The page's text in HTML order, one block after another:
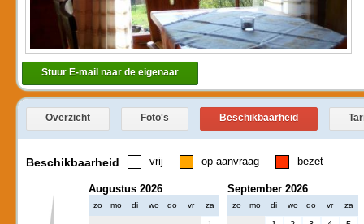
Stuur E-mail naar de eigenaar
Overzicht Foto's Beschikbaarheid
Beschikbaarheid vrij op aanvraag bezet
Augustus 2026
zo mo di wo do vr za
September 2026
zo mo di wo do vr za